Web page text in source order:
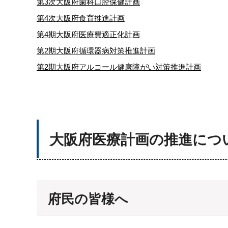
第3次大阪府歯科口腔保健計画
第4次大阪府食育推進計画
第4期大阪府医療費適正化計画
第2期大阪府循環器病対策推進計画
第2期大阪府アルコール健康障がい対策推進計画
大阪府医療計画の推進につ
府民の皆様へ